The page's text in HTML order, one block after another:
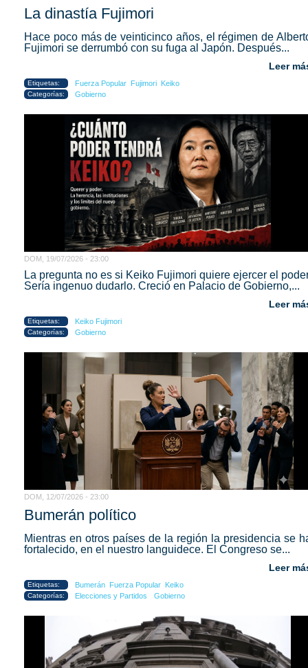
La dinastía Fujimori
Hace poco más de veinticinco años, el régimen de
Fujimori se derrumbó con su fuga al Japón. Después...
Leer
Etiquetas: Fuerza Popular Fujimori Keiko
Categorías: Gobierno
DOM, 19/07/2026 - 23:00
La pregunta no es si Keiko Fujimori quiere ejercer el
Sería ingenuo dudarlo. Creció en Palacio de Gobierno,...
Leer
Etiquetas: Keiko Fujimori
Categorías: Gobierno
DOM, 12/07/2026 - 23:00
Bumerán político
Mientras en otros países de la región la presidencia se
fortalecido, en el nuestro languidece. El Congreso se...
Leer
Etiquetas: Bumerán Fuerza Popular Keiko
Categorías: Elecciones y Partidos Gobierno